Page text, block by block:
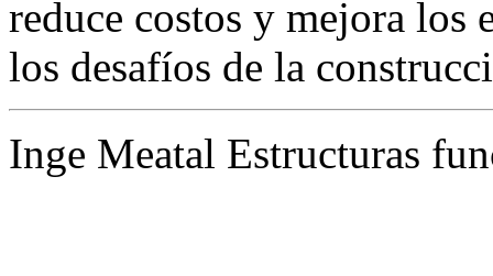
reduce costos y mejora los
los desafíos de la
Inge Meatal Estructuras